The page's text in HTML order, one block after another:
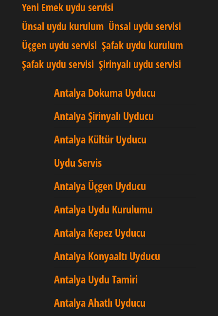
Yeni Emek uydu servisi
Ünsal uydu kurulum Ünsal uydu servisi
Üçgen uydu servisi Şafak uydu kurulum
Şafak uydu servisi Şirinyalı uydu servisi
Antalya Dokuma Uyducu
Antalya Şirinyalı Uyducu
Antalya Kültür Uyducu
Uydu Servis
Antalya Üçgen Uyducu
Antalya Uydu Kurulumu
Antalya Kepez Uyducu
Antalya Konyaaltı Uyducu
Antalya Uydu Tamiri
Antalya Ahatlı Uyducu